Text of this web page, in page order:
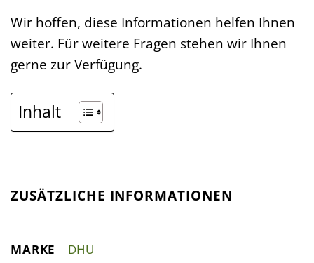
Wir hoffen, diese Informationen helfen Ihnen
weiter. Für weitere Fragen stehen wir Ihnen
gerne zur Verfügung.
Inhalt
ZUSÄTZLICHE INFORMATIONEN
MARKE DHU